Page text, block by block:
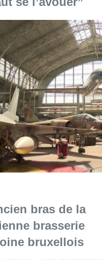
bras de la
brasserie
bruxellois